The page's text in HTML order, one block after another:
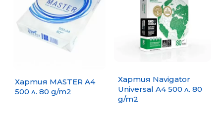
Хартия MASTER A4
500 л. 80 g/m2
Хартия Navigator
Universal A4 500 л. 80
g/m2